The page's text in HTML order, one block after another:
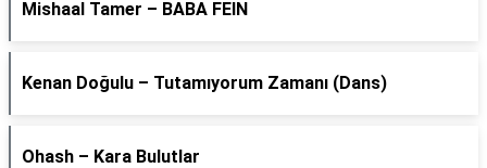
Mishaal Tamer – BABA FEIN
Kenan Doğulu – Tutamıyorum Zamanı (Dans)
Ohash – Kara Bulutlar